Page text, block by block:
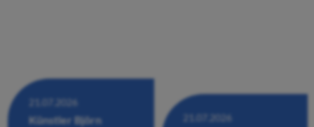
21.07.2026
Künstler Björn
21.07.2026